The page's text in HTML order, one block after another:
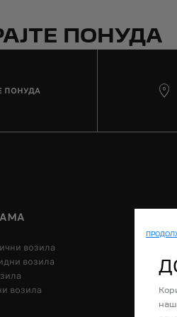
ПОНУДА
ПОНУДА
возила
возила
возила